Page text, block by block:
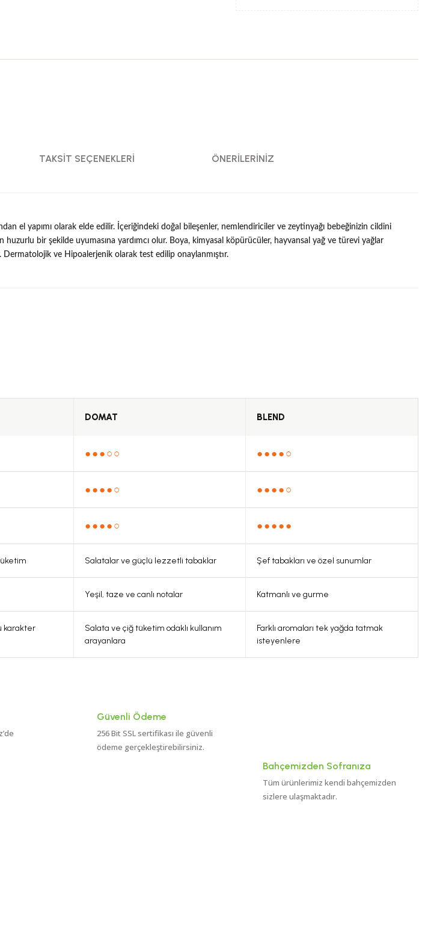
TAKSIT SEÇENEKLERI ÖNERILERINIZ
el yapımı olarak elde edilir. İçeriğindeki doğal bileşenler, nemlendiriciler ve zeytinyağı bebeğinizin cildini
bir şekilde uyumasına yardımcı olur. Boya, kimyasal köpürücüler, hayvansal yağ ve türevi yağlar
ve Hipoalerjenik olarak test edilip onaylanmıştır.
DOMAT BLEND
●●●○○ ●●●●○
●●●●○ ●●●●○
●●●●○ ●●●●●
Salatalar ve güçlü lezzetli tabaklar Şef tabakları ve özel sunumlar
Yeşil, taze ve canlı notalar Katmanlı ve gurme
karakter
Salata ve çiğ tüketim odaklı kullanım
arayanlara
Farklı aromaları tek yağda tatmak
isteyenlere
Güvenli Ödeme
256 Bit SSL sertifikası ile güvenli
ödeme gerçekleştirebilirsiniz.
Bahçemizden Sofranıza
Tüm ürünlerimiz kendi bahçemizden
sizlere ulaşmaktadır.